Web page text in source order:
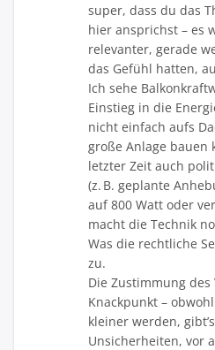
super, dass du das
hier ansprichst – es
relevanter, gerade
das Gefühl hatten,
Ich sehe
Einstieg in die
nicht einfach aufs
große Anlage bauen
letzter Zeit auch
(z. B. geplante
auf 800 Watt oder
macht die Technik
Was die rechtliche
zu.
Die Zustimmung
Knackpunkt –
kleiner werden,
Unsicherheiten, vor